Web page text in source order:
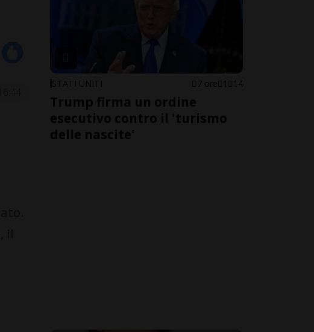
STATI UNITI 7 ore 1 14
Trump firma un ordine
esecutivo contro il 'turismo
delle nascite'